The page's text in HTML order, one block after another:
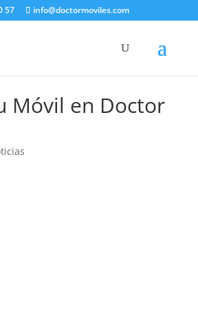
57 info@doctormoviles.com
Móvil en Doctor